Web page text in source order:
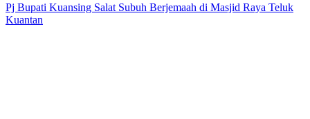
Pj Bupati Kuansing Salat Subuh Berjemaah di Masjid Raya Teluk
Kuantan